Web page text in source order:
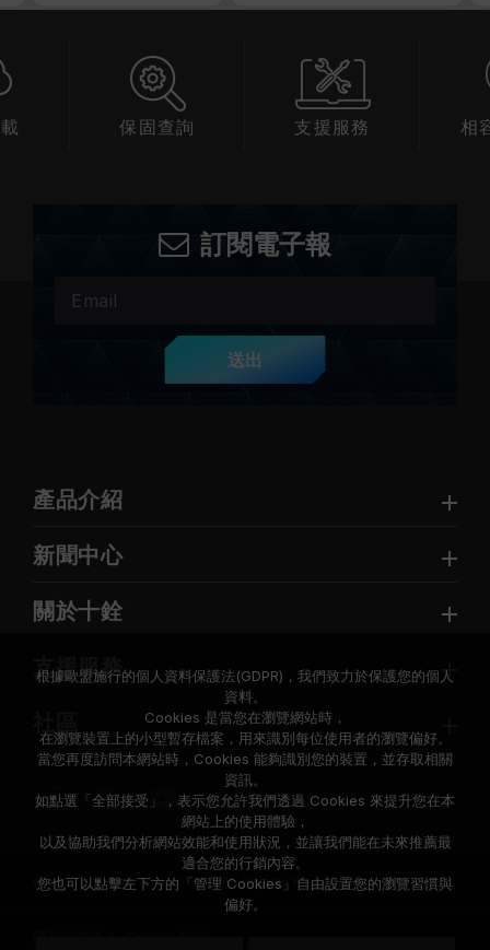
保固查詢 支援服務 相
訂閱電子報
送出
產品介紹
新聞中心
關於十銓
支援服務
© 2026 Team Group Inc. All Rights Reserved.
根據歐盟施行的個人資料保護法(GDPR)，我們致力於保護您的個人
資料。
Cookies 是當您在瀏覽網站時，
在瀏覽裝置上的小型暫存檔案，用來識別每位使用者的瀏覽偏好。
當您再度訪問本網站時，Cookies 能夠識別您的裝置，並存取相關
資訊。
如點選「全部接受」，表示您允許我們透過 Cookies 來提升您在本
網站上的使用體驗，
以及協助我們分析網站效能和使用狀況，並讓我們能在未來推薦最
適合您的行銷內容。
您也可以點擊左下方的「管理 Cookies」自由設置您的瀏覽習慣與
偏好。